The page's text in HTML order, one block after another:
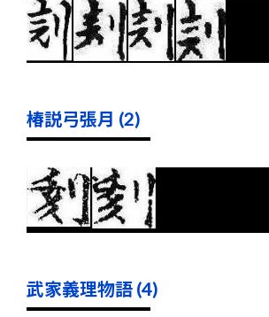
椿説弓張月 (2)
武家義理物語 (4)